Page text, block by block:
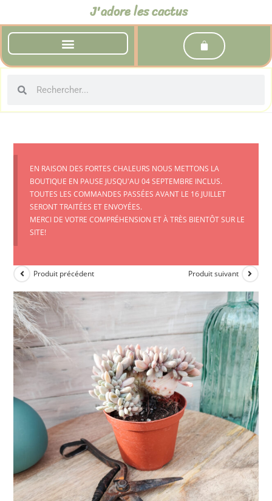
J'adore les cactus
EN RAISON DES FORTES CHALEURS NOUS METTONS LA
BOUTIQUE EN PAUSE JUSQU'AU 04 SEPTEMBRE INCLUS.
TOUTES LES COMMANDES PASSÉES AVANT LE 16 JUILLET
SERONT TRAITÉES ET ENVOYÉES.
MERCI DE VOTRE COMPRÉHENSION ET À TRÈS BIENTÔT SUR LE
SITE!
Produit précédent Produit suivant